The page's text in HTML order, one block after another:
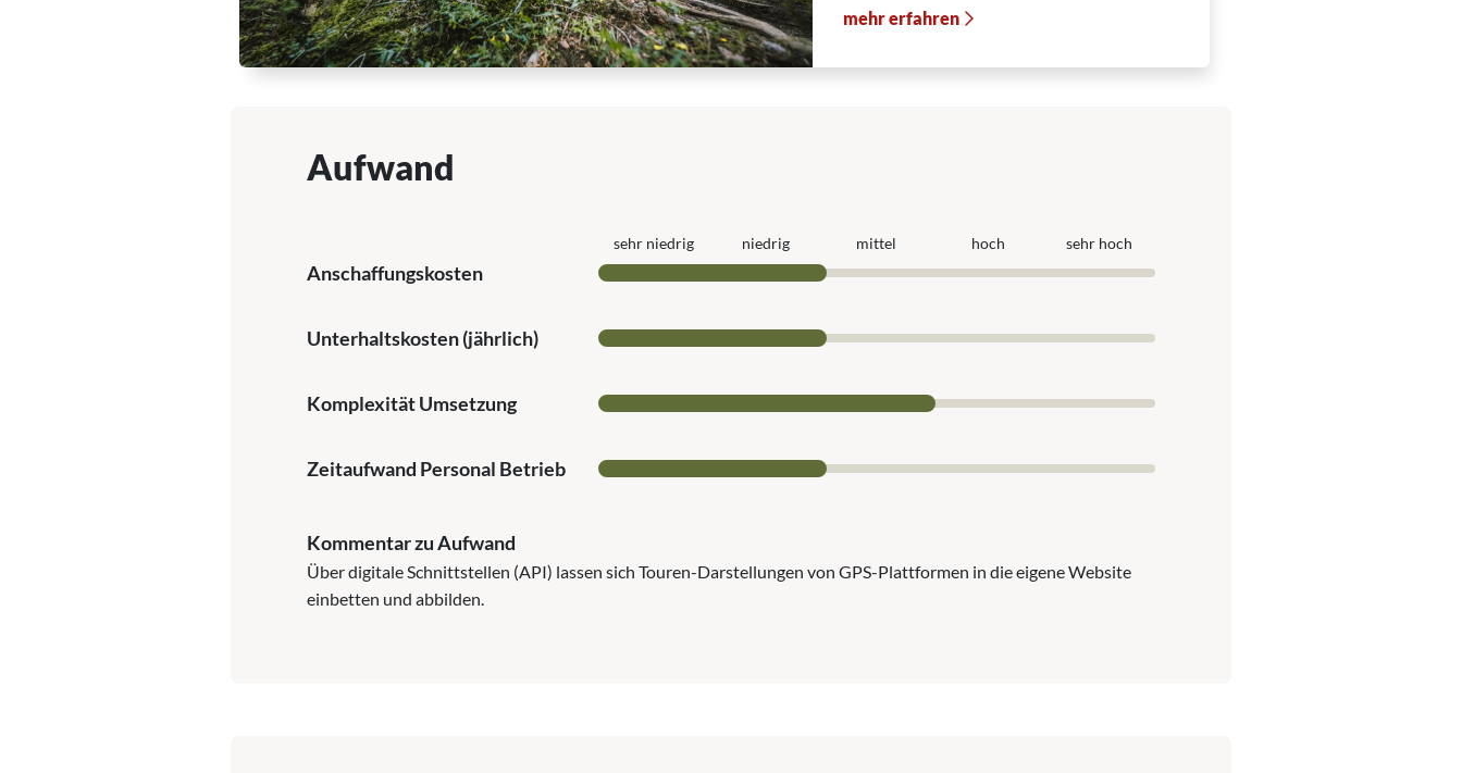
mehr erfahren
Aufwand
sehr niedrig niedrig mittel hoch sehr hoch
Anschaffungskosten
Unterhaltskosten (jährlich)
Komplexität Umsetzung
Zeitaufwand Personal Betrieb
Kommentar zu Aufwand
Über digitale Schnittstellen (API) lassen sich Touren-Darstellungen von GPS-Plattformen in die eigene Website
einbetten und abbilden.